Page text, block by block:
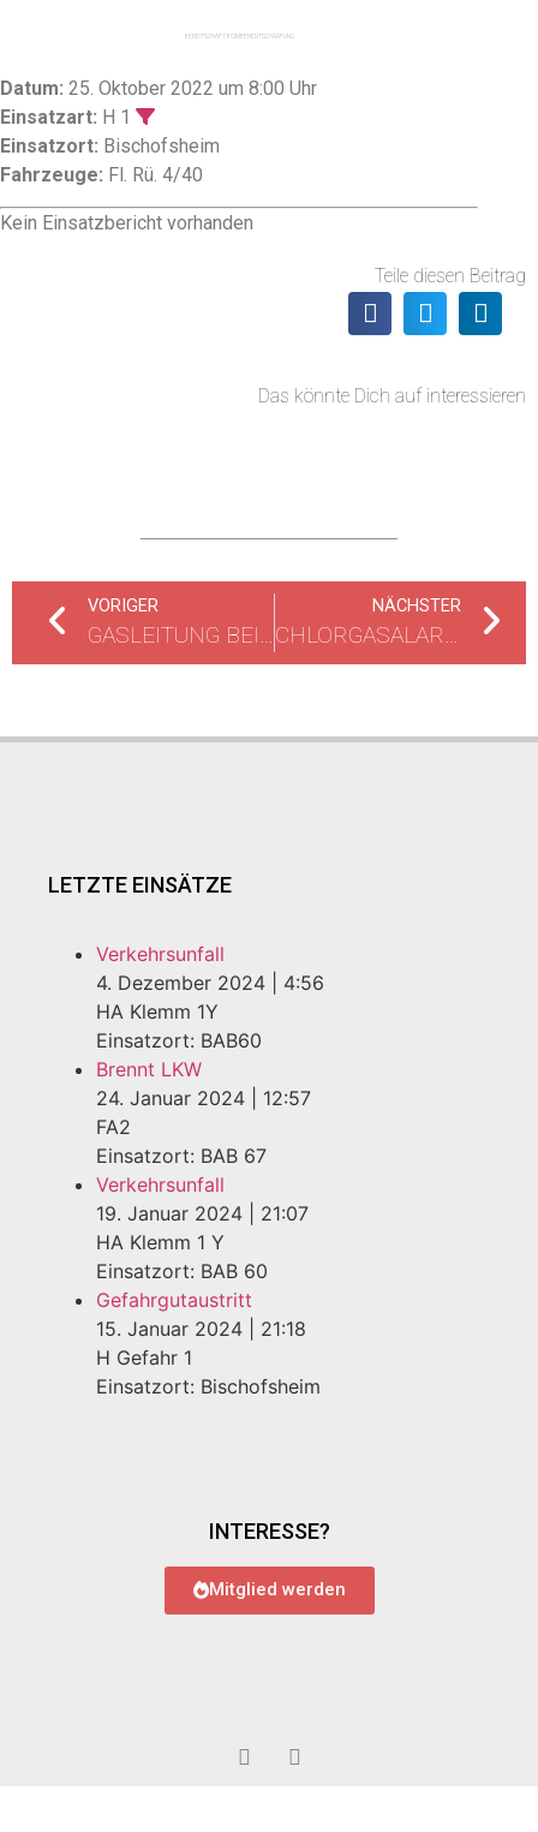
BEREITSCHAFT BOMBENENTSCHÄRFUNG
Datum: 25. Oktober 2022 um 8:00 Uhr
Einsatzart: H 1
Einsatzort: Bischofsheim
Fahrzeuge: Fl. Rü. 4/40
Kein Einsatzbericht vorhanden
Teile diesen Beitrag
Das könnte Dich auf interessieren
VORIGER
GASLEITUNG BEI BAUARBEITEN BESCHÄDIGT
NÄCHSTER
CHLORGASALARM
LETZTE EINSÄTZE
Verkehrsunfall
4. Dezember 2024
4:56
HA Klemm 1Y
Einsatzort: BAB60
Brennt LKW
24. Januar 2024
12:57
FA2
Einsatzort: BAB 67
Verkehrsunfall
19. Januar 2024
21:07
HA Klemm 1 Y
Einsatzort: BAB 60
Gefahrgutaustritt
15. Januar 2024
21:18
H Gefahr 1
Einsatzort: Bischofsheim
INTERESSE?
Mitglied werden